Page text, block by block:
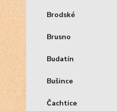
Brodské
Brusno
Budatín
Bušince
Čachtice